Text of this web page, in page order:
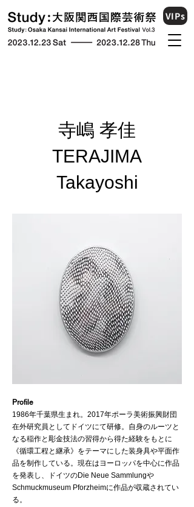
VIPs
寺嶋 孝佳
TERAJIMA
Takayoshi
​Profile
1986年千葉県生まれ。2017年ポーラ美術振興財団
在外研究員としてドイツにて研修。自身のルーツと
なる稲作と彫金技法の習得から得た経験をもとに
《循環工程と継承》をテーマにした装身具や平面作
品を制作している。現在はヨーロッパを中心に作品
を発表し、ドイツのDie Neue Sammlungや
Schmuckmuseum Pforzheimに作品が収蔵されてい
る。